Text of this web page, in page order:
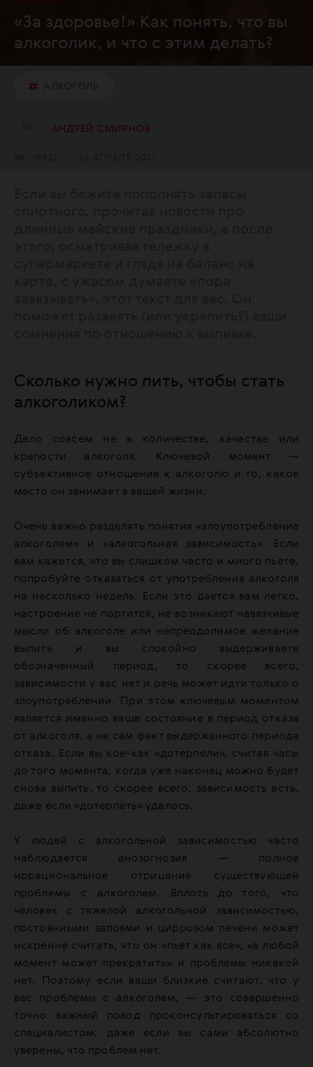
«За здоровье!» Как понять, что вы
алкоголик, и что с этим делать?
АНДРЕЙ СМИРНОВ
Сколько нужно пить, чтобы стать
алкоголиком?
Дело совсем не в количестве, качестве или
крепости алкоголя. Ключевой момент —
субъективное отношение к алкоголю и то, какое
место он занимает в вашей жизни.
Очень важно разделять понятия «злоупотребление
алкоголем» и «алкогольная зависимость». Если
вам кажется, что вы слишком часто и много пьете,
попробуйте отказаться от употребления алкоголя
на несколько недель. Если это дается вам легко,
настроение не портится, не возникают навязчивые
мысли об алкоголе или непреодолимое желание
выпить и вы спокойно выдерживаете
обозначенный период, то скорее всего,
зависимости у вас нет и речь может идти только о
злоупотреблении. При этом ключевым моментом
является именно ваше состояние в период отказа
от алкоголя, а не сам факт выдержанного периода
отказа. Если вы кое-как «дотерпели», считая часы
до того момента, когда уже наконец можно будет
снова выпить, то скорее всего, зависимость есть,
даже если «дотерпеть» удалось.
У людей с алкогольной зависимостью часто
наблюдается анозогнозия — полное
иррациональное отрицание существующей
проблемы с алкоголем. Вплоть до того, что
человек с тяжелой алкогольной зависимостью,
постоянными запоями и циррозом печени может
искренне считать, что он «пьет как все», «в любой
момент может прекратить» и проблемы никакой
нет. Поэтому если ваши близкие считают, что у
вас проблемы с алкоголем, — это совершенно
точно важный повод проконсультироваться со
специалистом, даже если вы сами абсолютно
уверены, что проблем нет.